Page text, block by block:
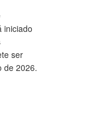
iniciado
ser
de 2026.